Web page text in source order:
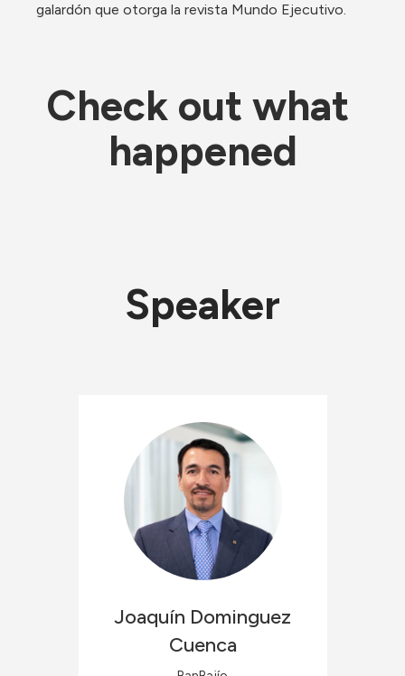
galardón que otorga la revista Mundo Ejecutivo.
Check out what
happened
Speaker
Joaquín Dominguez
Cuenca